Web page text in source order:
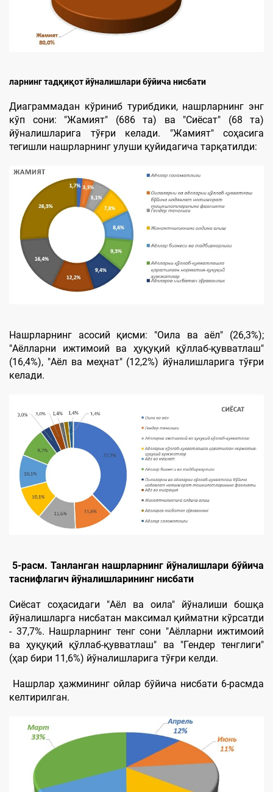
ларнинг тадқиқот йўналишлари бўйича нисбати
Диаграммадан кўриниб турибдики, нашрларнинг энг
кўп сони: "Жамият" (686 та) ва "Сиёсат" (68 та)
йўналишларига тўғри келади. "Жамият" соҳасига
тегишли нашрларнинг улуши қуйидагича тарқатилди:
Нашрларнинг асосий қисми: "Оила ва аёл" (26,3%);
"Aёлларни ижтимоий ва ҳуқуқий қўллаб-қувватлаш"
(16,4%), "Aёл ва меҳнат" (12,2%) йўналишларига тўғри
келади.
5-расм. Танланган нашрларнинг йўналишлари бўйича
таснифлагич йўналишларининг нисбати
Сиёсат соҳасидаги "Aёл ва оила" йўналиши бошқа
йўналишларга нисбатан максимал қийматни кўрсатди
- 37,7%. Нашрларнинг тенг сони "Aёлларни ижтимоий
ва ҳуқуқий қўллаб-қувватлаш" ва "Гендер тенглиги"
(ҳар бири 11,6%) йўналишларига тўғри келди.
Нашрлар ҳажмининг ойлар бўйича нисбати 6-расмда
келтирилган.